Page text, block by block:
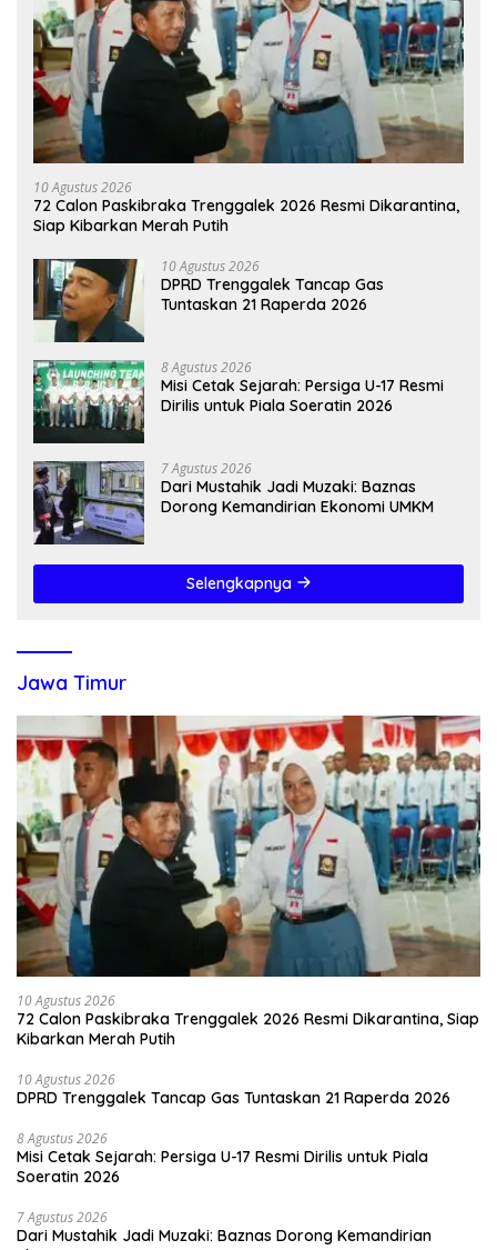
10 Agustus 2026
72 Calon Paskibraka Trenggalek 2026 Resmi Dikarantina,
Siap Kibarkan Merah Putih
10 Agustus 2026
DPRD Trenggalek Tancap Gas
Tuntaskan 21 Raperda 2026
8 Agustus 2026
Misi Cetak Sejarah: Persiga U-17 Resmi
Dirilis untuk Piala Soeratin 2026
7 Agustus 2026
Dari Mustahik Jadi Muzaki: Baznas
Dorong Kemandirian Ekonomi UMKM
Selengkapnya
Jawa Timur
10 Agustus 2026
72 Calon Paskibraka Trenggalek 2026 Resmi Dikarantina, Siap
Kibarkan Merah Putih
10 Agustus 2026
DPRD Trenggalek Tancap Gas Tuntaskan 21 Raperda 2026
8 Agustus 2026
Misi Cetak Sejarah: Persiga U-17 Resmi Dirilis untuk Piala
Soeratin 2026
7 Agustus 2026
Dari Mustahik Jadi Muzaki: Baznas Dorong Kemandirian